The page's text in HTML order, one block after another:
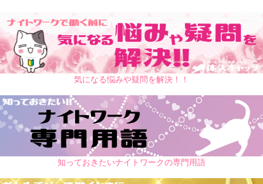
気になる悩みや疑問を解決！！
知っておきたいナイトワークの専門用語